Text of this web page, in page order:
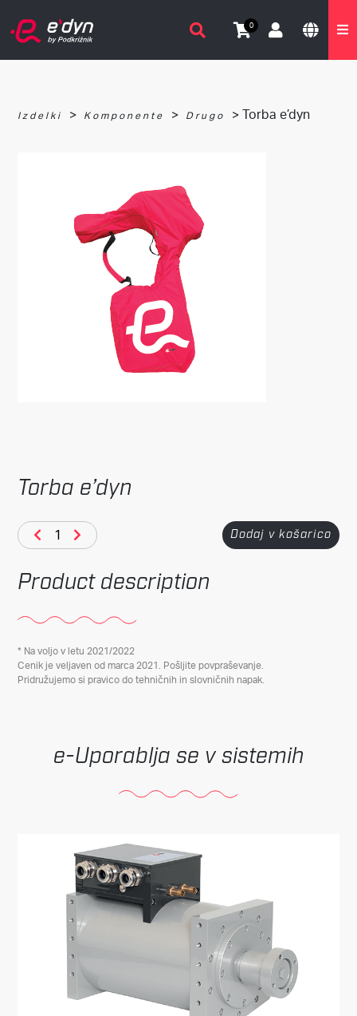
0
Izdelki > Komponente > Drugo > Torba e’dyn
Torba e’dyn
Dodaj v košarico
Product description
* Na voljo v letu 2021/2022
Cenik je veljaven od marca 2021. Pošljite povpraševanje.
Pridružujemo si pravico do tehničnih in slovničnih napak.
Uporablja se v sistemih